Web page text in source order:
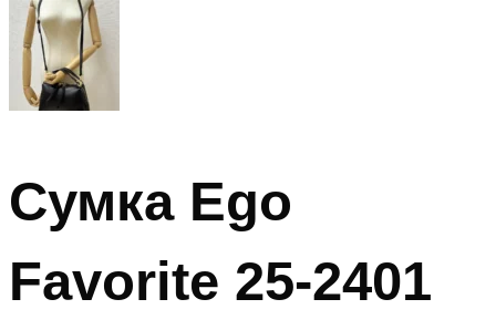
Сумка Ego
Favorite 25-2401